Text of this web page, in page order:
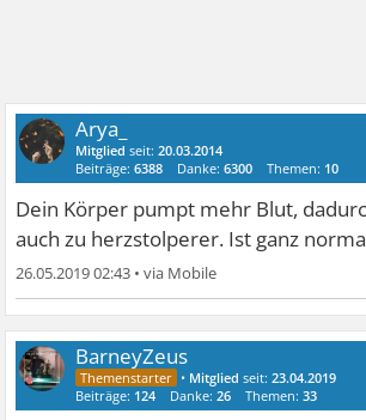
Arya_
Mitglied seit:20.03.2014
Beiträge:6388 Danke:6300 Themen: 10
Dein Körper pumpt mehr Blut,
auch zu herzstolperer. Ist ganz
26.05.2019 02:43 •
BarneyZeus
• Mitglied seit:23.04.2019
Beiträge: 124 Danke:26 Themen:33